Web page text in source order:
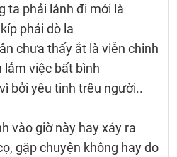
ta phải lánh đi mới là
phải dò la
chưa thấy ắt là viễn chinh
lắm việc bất bình
bởi yêu tinh trêu người..
vào giờ này hay xảy ra
gặp chuyện không hay do